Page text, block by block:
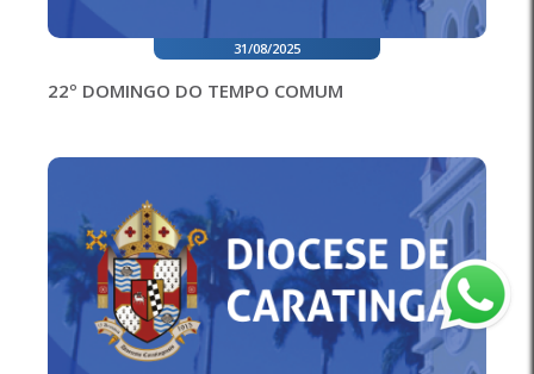
31/08/2025
22º DOMINGO DO TEMPO COMUM